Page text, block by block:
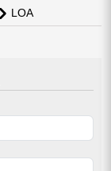
LOA